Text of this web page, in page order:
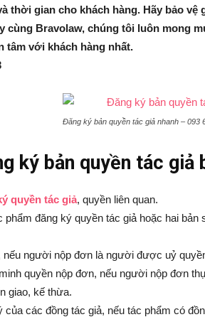
thời gian cho khách hàng. Hãy bảo
cùng Bravolaw, chúng tôi luôn mong
tâm với khách hàng nhất.
Đăng ký bản quyền tác giả nhanh – 093
ký bản quyền tác giả
quyền tác giả, quyền liên quan.
phẩm đăng ký quyền tác giả hoặc hai
nếu người nộp đơn là người được uỷ
quyền nộp đơn, nếu người nộp đơn
giao, kế thừa.
của các đồng tác giả, nếu tác phẩm có